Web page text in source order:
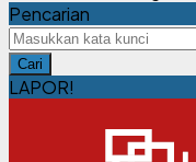
Pencarian
Cari
LAPOR!